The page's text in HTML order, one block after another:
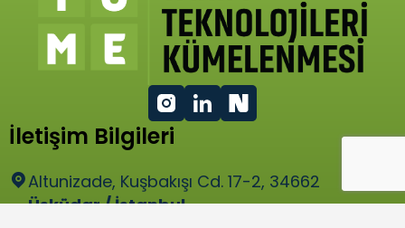
İletişim Bilgileri
Altunizade, Kuşbakışı Cd. 17-2, 34662
Üsküdar / İstanbul